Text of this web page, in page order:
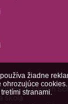
žiadne
ohrozujúce
stranami.
English
škola